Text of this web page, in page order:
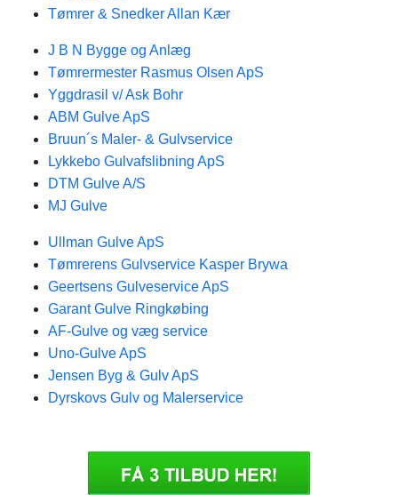
Tømrer & Snedker Allan Kær
J B N Bygge og Anlæg
Tømrermester Rasmus Olsen ApS
Yggdrasil v/ Ask Bohr
ABM Gulve ApS
Bruun´s Maler- & Gulvservice
Lykkebo Gulvafslibning ApS
DTM Gulve A/S
MJ Gulve
Ullman Gulve ApS
Tømrerens Gulvservice Kasper Brywa
Geertsens Gulveservice ApS
Garant Gulve Ringkøbing
AF-Gulve og væg service
Uno-Gulve ApS
Jensen Byg & Gulv ApS
Dyrskovs Gulv og Malerservice